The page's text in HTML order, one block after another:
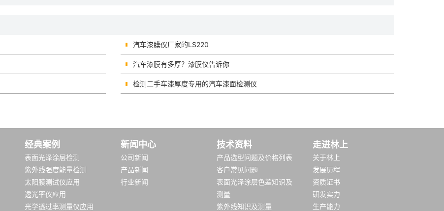
汽车漆膜仪厂家的LS220
汽车漆膜有多厚？漆膜仪告诉你
检测二手车漆厚度专用的汽车漆面检测仪
经典案例
表面光泽涂层检测
紫外线强度能量检测
太阳膜测试仪应用
透光率仪应用
光学透过率测量仪应用
新闻中心
公司新闻
产品新闻
行业新闻
技术资料
产品选型问题及价格列表
客户常见问题
表面光泽涂层色差知识及
测量
紫外线知识及测量
走进林上
关于林上
发展历程
资质证书
研发实力
生产能力